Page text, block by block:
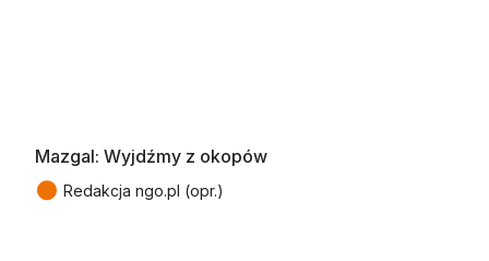
Mazgal: Wyjdźmy z okopów
● Redakcja ngo.pl (opr.)